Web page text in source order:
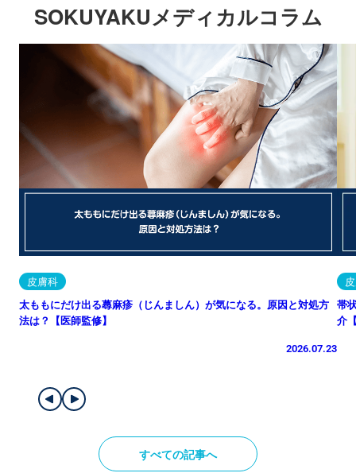
SOKUYAKUメディカルコラム
皮膚科
太ももにだけ出る蕁麻疹（じんましん）が気になる。原因と対処方
法は？【医師監修】
2026.07.23
帯
介
すべての記事へ